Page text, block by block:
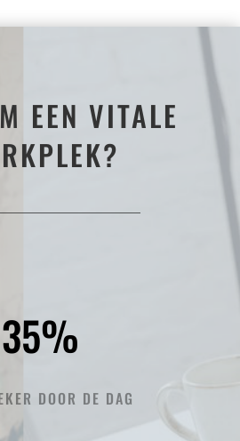
EEN VITALE
35%
DOOR DE DAG